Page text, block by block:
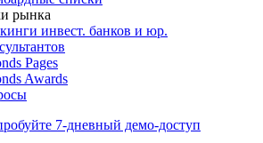
списки
рынка
инвест. банков и юр.
Pages